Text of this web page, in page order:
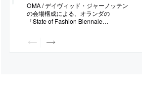
OMA / デイヴィッド・ジャーノッテン
の会場構成による、オランダの
「State of Fashion Biennale
クタクル”と“隠れた物語”の両面の理解
を促す為、表が金属仕上げで裏を木造